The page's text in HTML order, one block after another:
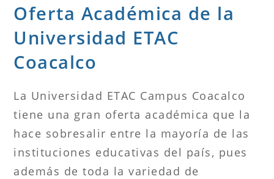
Oferta Académica de la
Universidad ETAC
Coacalco
La Universidad ETAC Campus Coacalco
tiene una gran oferta académica que la
hace sobresalir entre la mayoría de las
instituciones educativas del país, pues
además de toda la variedad de